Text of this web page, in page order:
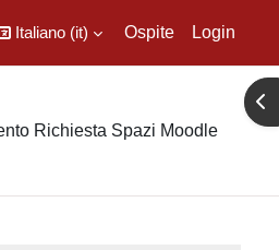
Italiano ‎(it)‎ Ospite Login
Richiesta Spazi Moodle